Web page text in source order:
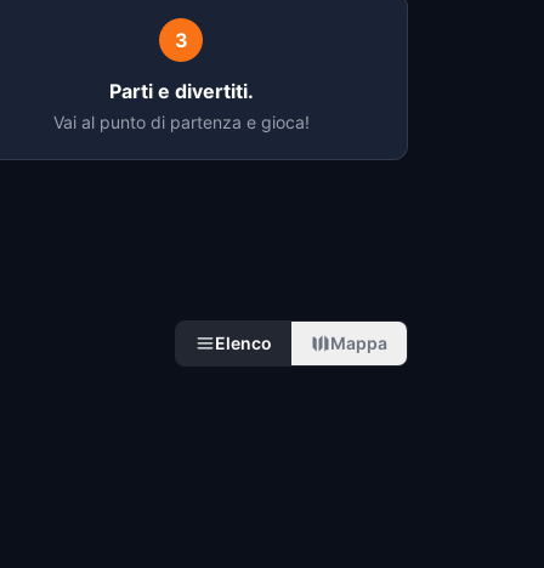
3
Parti e divertiti.
Vai al punto di partenza e gioca!
Elenco Mappa